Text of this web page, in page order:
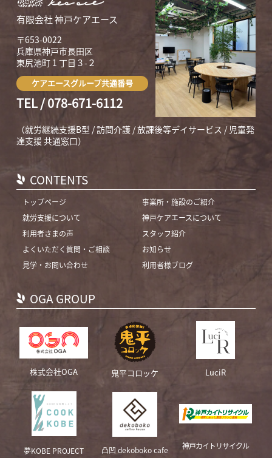
有限会社 神戸ケアエース
〒653-0022
兵庫県神戸市長田区
東尻池町 1 丁目３-２
ケアエースグループ共通番号
TEL / 078-671-6112
（就労継続支援B型 / 訪問介護 / 放課後等デイサービス / 児童発
達支援 共通窓口）
CONTENTS
トップページ
事業所・施設のご紹介
就労支援について
神戸ケアエースについて
利用者さまの声
スタッフ紹介
よくいただく質問・ご相談
お知らせ
見学・お問い合わせ
利用者様ブログ
OGA GROUP
株式会社OGA 鬼平コロッケ LuciR
夢KOBE PROJECT 凸凹 dekoboko cafe 神戸カイトリサイクル